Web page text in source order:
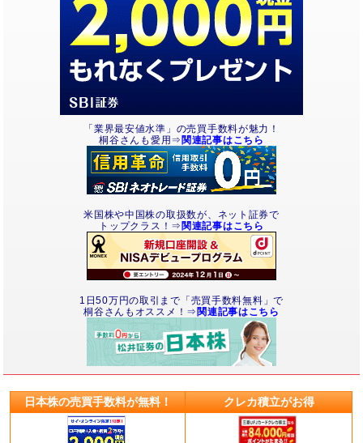
「業界最安値水準」の売買手数料が魅力！
桐谷さんも愛用⇒ 関連記事はこちら
米国株や中国株の取扱数が、ネット証券で
トップクラス！⇒ 関連記事はこちら
1日50万円の取引まで「売買手数料無料」で
桐谷さんもオススメ！⇒ 関連記事はこちら
日本株の売買手数料が無料！ クレカ積立がお得